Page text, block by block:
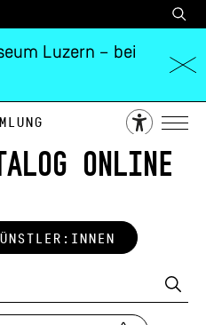
Luzern – bei
ONLINE